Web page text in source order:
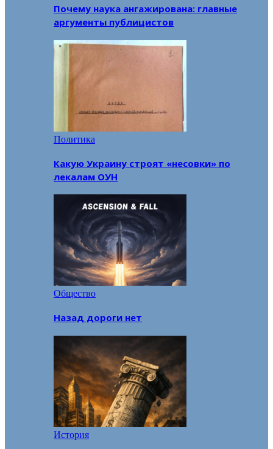
Почему наука ангажирована: главные
аргументы публицистов
Политика
Какую Украину строят «несовки» по
лекалам ОУН
Общество
Назад дороги нет
История